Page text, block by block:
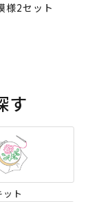
様2セット
す
ット